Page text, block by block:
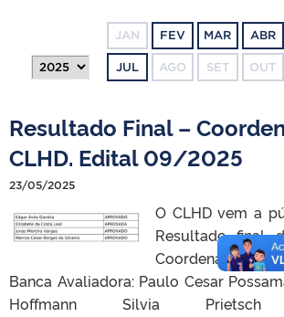
PORTARIAS
JAN FEV MAR ABR
JUL AGO SET OUT
Resultado Final –
CLHD. Edital 09/2025
23/05/2025
O CLHD vem a
Resultado final
Coordenação –
Banca Avaliadora: Paulo Cesar
Hoffmann Silvia